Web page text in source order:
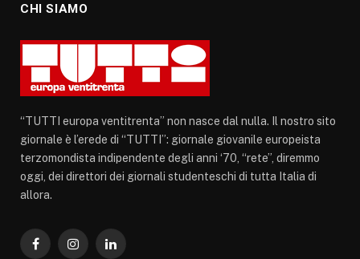
CHI SIAMO
“TUTTI europa ventitrenta” non nasce dal nulla. Il nostro sito
giornale è l’erede di “TUTTI”: giornale giovanile europeista
terzomondista indipendente degli anni ‘70, “rete”, diremmo
oggi, dei direttori dei giornali studenteschi di tutta Italia di
allora.
FacebookInstagramLinkedIn